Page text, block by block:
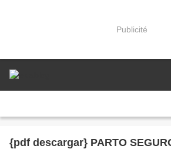
Publicité
{pdf descargar} PARTO